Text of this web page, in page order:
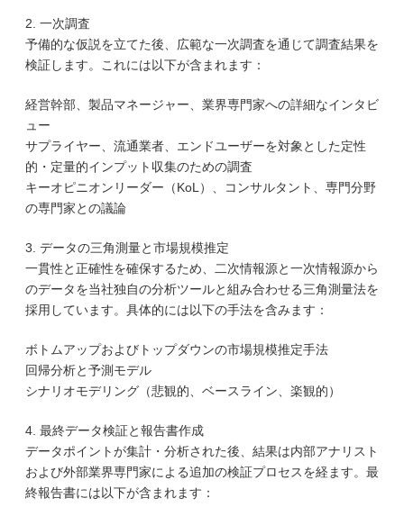
2. 一次調査
予備的な仮説を立てた後、広範な一次調査を通じて調査結果を
検証します。これには以下が含まれます：
経営幹部、製品マネージャー、業界専門家への詳細なインタビ
ュー
サプライヤー、流通業者、エンドユーザーを対象とした定性
的・定量的インプット収集のための調査
キーオピニオンリーダー（KoL）、コンサルタント、専門分野
の専門家との議論
3. データの三角測量と市場規模推定
一貫性と正確性を確保するため、二次情報源と一次情報源から
のデータを当社独自の分析ツールと組み合わせる三角測量法を
採用しています。具体的には以下の手法を含みます：
ボトムアップおよびトップダウンの市場規模推定手法
回帰分析と予測モデル
シナリオモデリング（悲観的、ベースライン、楽観的）
4. 最終データ検証と報告書作成
データポイントが集計・分析された後、結果は内部アナリスト
および外部業界専門家による追加の検証プロセスを経ます。最
終報告書には以下が含まれます：